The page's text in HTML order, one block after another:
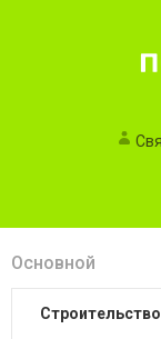
Основной
строительство